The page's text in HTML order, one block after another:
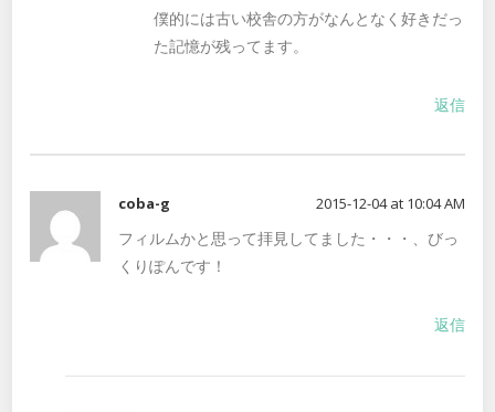
僕的には古い校舎の方がなんとなく好きだっ
た記憶が残ってます。
返信
coba-g 2015-12-04 at 10:04 AM
フィルムかと思って拝見してました・・・、びっ
くりぽんです！
返信